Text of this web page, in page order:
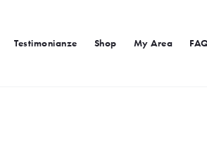
Testimonianze Shop My Area